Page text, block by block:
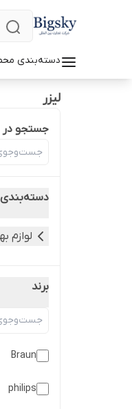
دسته‌بندی
لیزر
جستجو در
دسته‌بندی
لوازم
برند
Braun
philips